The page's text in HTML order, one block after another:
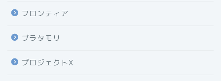
フロンティア
ブラタモリ
プロジェクトX